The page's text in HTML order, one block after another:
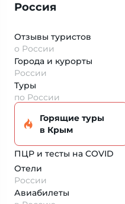
Россия
Отзывы туристов
о России
Города и курорты
России
Туры
по России
Горящие туры
в Крым
ПЦР и тесты на COVID
Отели
России
Авиабилеты